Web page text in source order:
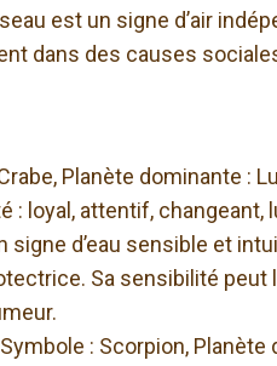
est un signe d’air
dans des causes
Planète dominante :
loyal, attentif, changeant,
signe d’eau sensible et
Sa sensibilité
: Scorpion, Planète